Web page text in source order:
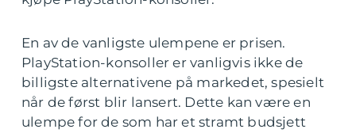
En av de vanligste ulempene er prisen.
PlayStation-konsoller er vanligvis ikke de
billigste alternativene på markedet, spesielt
når de først blir lansert. Dette kan være en
ulempe for de som har et stramt budsjett